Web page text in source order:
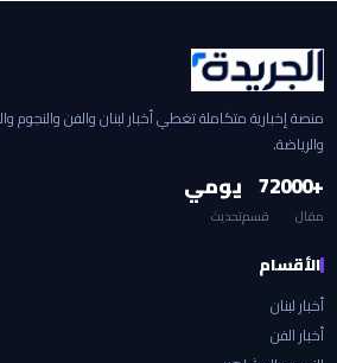
منصة إخبارية متكاملة تغطي أخبار لبنان والفن والنجوم
والرياضة.
+2000
مقال
7
قسم
يومي
تحديث
الأقسام
أخبار لبنان
أخبار الفن